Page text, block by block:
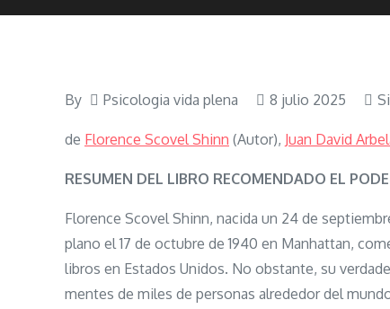
By Psicologia vida plena 8 julio 2025
de Florence Scovel Shinn (Autor), Juan David
RESUMEN DEL LIBRO RECOMENDADO EL
Florence Scovel Shinn, nacida un 24 de
plano el 17 de octubre de 1940 en Manhattan,
libros en Estados Unidos. No obstante, su
mentes de miles de personas alrededor del